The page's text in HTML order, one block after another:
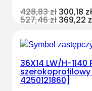
428,83zł 300,18 zł
527,46zł 369,22
36X14 LW/H-
szerokoprofilowy
4250121860]